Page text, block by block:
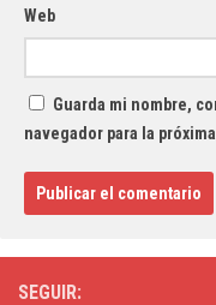
Web
Guarda mi nombre,
navegador para la
SEGUIR: